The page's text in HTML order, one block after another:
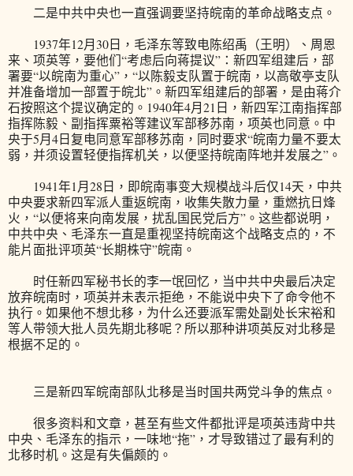
二是中共中央也一直强调要坚持皖南的革命战略支点。
1937年12月30日，毛泽东等致电陈绍禹（王明）、周恩
来、项英等，要他们“考虑后向蒋提议”：新四军组建后，部
署要“以皖南为重心”，“以陈毅支队置于皖南，以高敬亭支队
并准备增加一部置于皖北”。新四军组建后的部署，是由蒋介
石按照这个提议确定的。1940年4月21日，新四军江南指挥部
指挥陈毅、副指挥粟裕等建议军部移苏南，项英也同意。中
央于5月4日复电同意军部移苏南，同时要求“皖南力量不要太
弱，并须设置轻便指挥机关，以便坚持皖南阵地并发展之”。
1941年1月28日，即皖南事变大规模战斗后仅14天，中共
中央要求新四军派人重返皖南，收集失散力量，重燃抗日烽
火，“以便将来向南发展，扰乱国民党后方”。这些都说明，
中共中央、毛泽东一直是重视坚持皖南这个战略支点的，不
能片面批评项英“长期株守”皖南。
时任新四军秘书长的李一氓回忆，当中共中央最后决定
放弃皖南时，项英并未表示拒绝，不能说中央下了命令他不
执行。如果他不想北移，为什么还要派军需处副处长宋裕和
等人带领大批人员先期北移呢？所以那种讲项英反对北移是
根据不足的。
三是新四军皖南部队北移是当时国共两党斗争的焦点。
很多资料和文章，甚至有些文件都批评是项英违背中共
中央、毛泽东的指示，一味地“拖”，才导致错过了最有利的
北移时机。这是有失偏颇的。